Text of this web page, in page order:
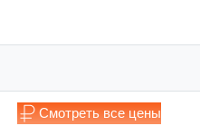
Смотреть все цены